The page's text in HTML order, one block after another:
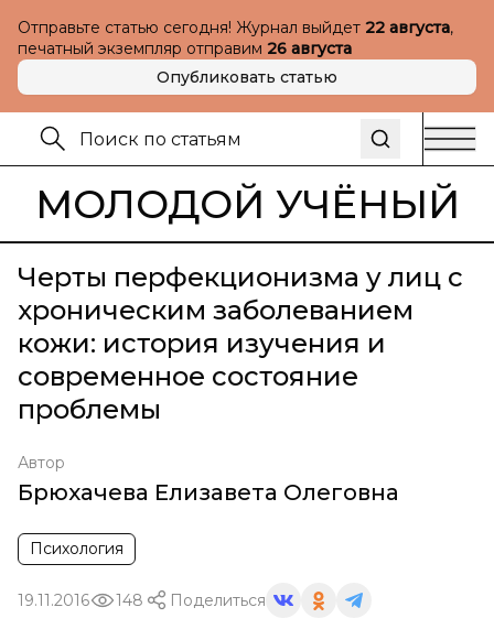
Отправьте статью сегодня! Журнал выйдет 22 августа,
печатный экземпляр отправим 26 августа
Опубликовать статью
МОЛОДОЙ УЧЁНЫЙ
Черты перфекционизма у лиц с
хроническим заболеванием
кожи: история изучения и
современное состояние
проблемы
Автор
Брюхачева Елизавета Олеговна
Психология
19.11.2016 148 Поделиться